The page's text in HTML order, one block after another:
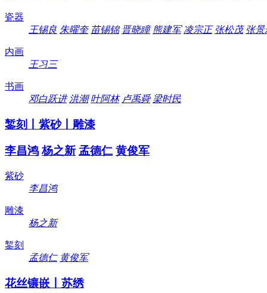
瓷器
王锡良 朱曜奎 苗锡锦 晋晓瞳 熊建军 凌宗正 张松茂 张景
内画
王习三
书画
邓白跃进 洪潮 叶阿林 卢禹舜 梁时民
錾刻丨紫砂丨雕漆
李昌鸿 杨之新 孟德仁 黄俊军
紫砂
李昌鸿
雕漆
杨之新
錾刻
孟德仁 黄俊军
花丝镶嵌丨苏绣